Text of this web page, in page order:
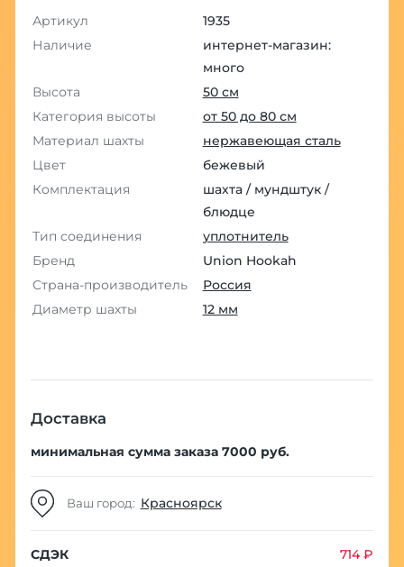
Артикул
1935
Наличие
интернет-магазин:
много
Высота
50 см
Категория высоты
от 50 до 80 см
Материал шахты
нержавеющая сталь
Цвет
бежевый
Комплектация
шахта / мундштук /
блюдце
Тип соединения
уплотнитель
Бренд
Union Hookah
Страна-производитель
Россия
Диаметр шахты
12 мм
Доставка
минимальная сумма заказа 7000 руб.
Ваш город: Красноярск
СДЭК
714 ₽